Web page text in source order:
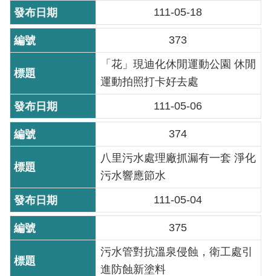
政
府
站
料
開
放
宣
告
隱
私
權
及
訊
111-05-18
373
「花」現迪化休閒運動公園 休閒
運動拍照打卡好去處
111-05-06
374
八里污水處理廠抓漏有一套 淨化
污水響應節水
111-05-04
375
污水管對抗溫泉侵蝕，衛工處引
進防蝕新塗料